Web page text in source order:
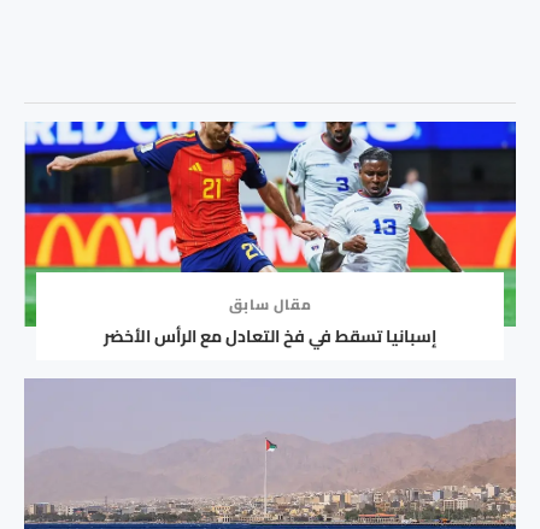
مقال سابق
إسبانيا تسقط في فخ التعادل مع الرأس الأخضر